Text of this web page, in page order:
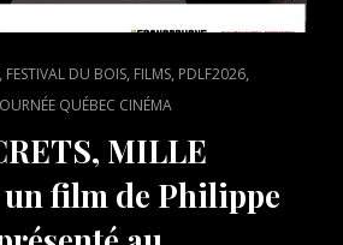
, FESTIVAL DU BOIS, FILMS, PDLF2026,
QUÉBEC CINÉMA
MILLE
un film de Philippe